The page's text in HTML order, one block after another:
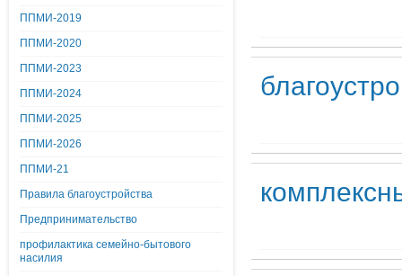
ППМИ-2019
ППМИ-2020
ППМИ-2023
ППМИ-2024
ППМИ-2025
ППМИ-2026
ППМИ-21
Правила благоустройства
Предпринимательство
профилактика семейно-бытового
насилия